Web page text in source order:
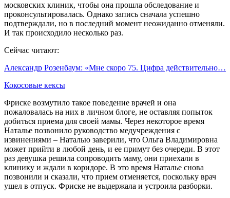
московских клиник, чтобы она прошла обследование и
проконсультировалась. Однако запись сначала успешно
подтверждали, но в последний момент неожиданно отменяли.
И так происходило несколько раз.
Сейчас читают:
Александр Розенбаум: «Мне скоро 75. Цифра действительно…
Кокосовые кексы
Фриске возмутило такое поведение врачей и она
пожаловалась на них в личном блоге, не оставляя попыток
добиться приема для своей мамы. Через некоторое время
Наталье позвонило руководство медучреждения с
извинениями – Наталью заверили, что Ольга Владимировна
может прийти в любой день, и ее примут без очереди. В этот
раз девушка решила сопроводить маму, они приехали в
клинику и ждали в коридоре. В это время Наталье снова
позвонили и сказали, что прием отменяется, поскольку врач
ушел в отпуск. Фриске не выдержала и устроила разборки.